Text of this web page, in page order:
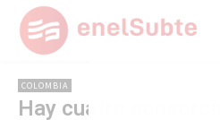
COLOMBIA
Hay cuatro